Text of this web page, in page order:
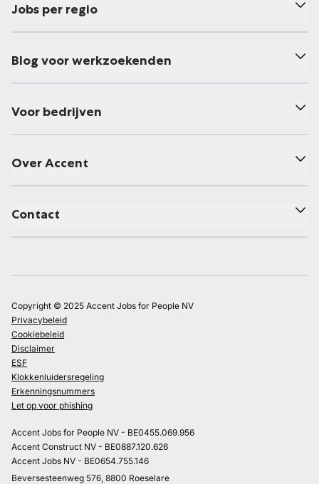
Jobs per regio
Blog voor werkzoekenden
Voor bedrijven
Over Accent
Contact
Copyright © 2025 Accent Jobs for People NV
Privacybeleid
Cookiebeleid
Disclaimer
ESF
Klokkenluidersregeling
Erkenningsnummers
Let op voor phishing
Accent Jobs for People NV - BE0455.069.956
Accent Construct NV - BE0887.120.626
Accent Jobs NV - BE0654.755.146
Beversesteenweg 576, 8800 Roeselare